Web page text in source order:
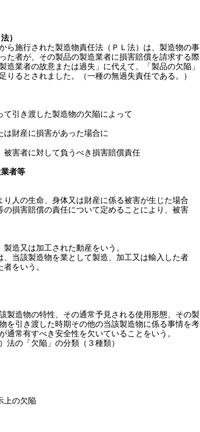
）
ら施行された製造物責任法（ＰＬ法）は、製造物の事
た者が、その製品の製造業者に損害賠償を請求する際
造業者の故意または過失」に代えて、「製品の欠陥」
りるとされました。（一種の無過失責任である。）
て引き渡した製造物の欠陥によって
は財産に損害があった場合に
被害者に対して負うべき損害賠償責任
者等
人の生命、身体又は財産に係る被害が生じた場合
の損害賠償の責任について定めることにより、被害
造又は加工された動産をいう。
当該製造物を業として製造、加工又は輸入した者
をいう。
製造物の特性、その通常予見される使用形態、その製
を引き渡した時期その他の当該製造物に係る事情を考
通常有すべき安全性を欠いていることをいう。
法の「欠陥」の分類（３種類）
上の欠陥